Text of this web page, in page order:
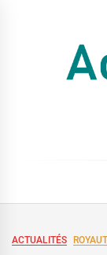
ACTUALITÉS